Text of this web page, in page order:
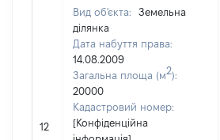
12
Вид об'єкта:
Земельна
ділянка
Дата набуття права:
14.08.2009
Загальна площа (м2):
20000
Кадастровий номер:
[Конфіденційна